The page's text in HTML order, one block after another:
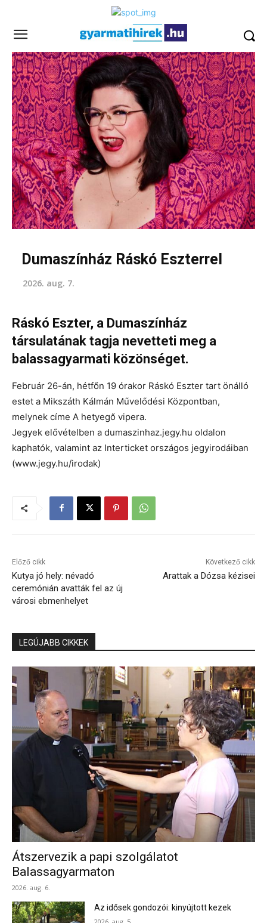
Dumaszínház Ráskó Eszterrel
2026. aug. 7.
Ráskó Eszter, a Dumaszínház
társulatának tagja nevetteti meg a
balassagyarmati közönséget.
Február 26-án, hétfőn 19 órakor Ráskó Eszter tart önálló
estet a Mikszáth Kálmán Művelődési Központban,
melynek címe A hetyegő vipera.
Jegyek elővételben a dumaszinhaz.jegy.hu oldalon
kaphatók, valamint az Interticket országos jegyirodáiban
(www.jegy.hu/irodak)
Előző cikk
Kutya jó hely: névadó
ceremónián avatták fel az új
városi ebmenhelyet
Következő cikk
Arattak a Dózsa kézisei
LEGÚJABB CIKKEK
Átszervezik a papi szolgálatot
Balassagyarmaton
2026. aug. 6.
Az idősek gondozói: kinyújtott kezek